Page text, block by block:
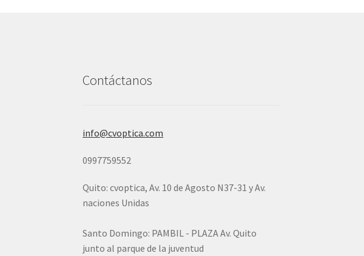
Contáctanos
info@cvoptica.com
0997759552
Quito: cvoptica, Av. 10 de Agosto N37-31 y Av.
naciones Unidas
Santo Domingo: PAMBIL - PLAZA Av. Quito
junto al parque de la juventud